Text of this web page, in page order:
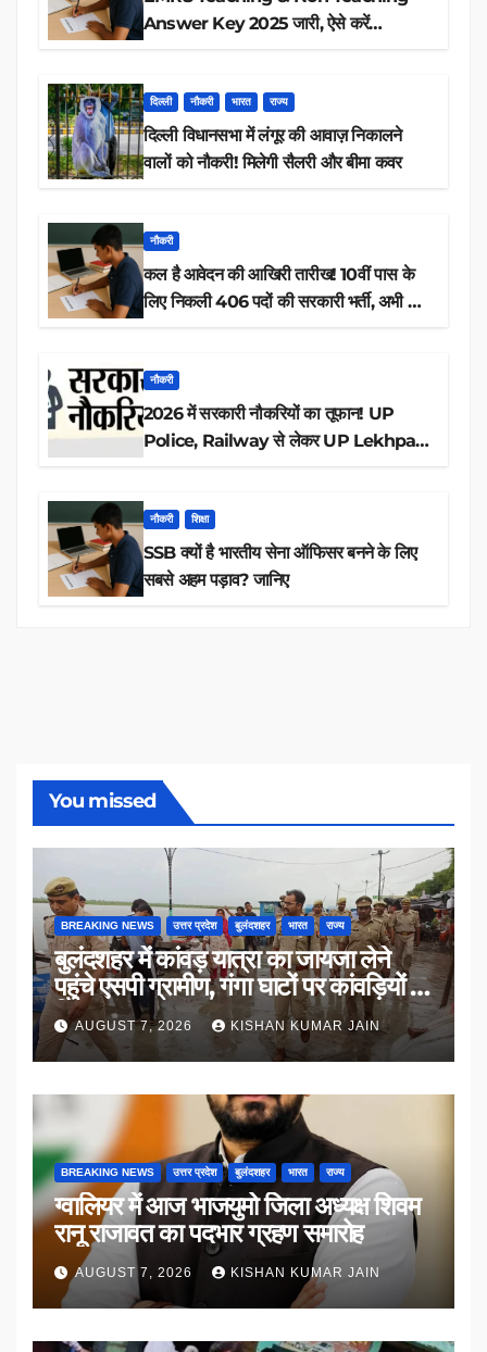
Answer Key 2025 जारी, ऐसे करें
दिल्ली नौकरी भारत राज्य
दिल्ली विधानसभा में लंगूर की आवाज़ निकालने
वालों को नौकरी! मिलेगी सैलरी और बीमा कवर
नौकरी
कल है आवेदन की आखिरी तारीख! 10वीं पास के
लिए निकली 406 पदों की सरकारी भर्ती, अभी करें
नौकरी
2026 में सरकारी नौकरियों का तूफान! UP
Police, Railway से लेकर UP Lekhpal
नौकरी शिक्षा
SSB क्यों है भारतीय सेना ऑफिसर बनने के लिए
सबसे अहम पड़ाव? जानिए
You missed
BREAKING NEWS उत्तर प्रदेश बुलंदशहर भारत राज्य
बुलंदशहर में कांवड़ यात्रा का जायजा लेने
पहुंचे एसपी ग्रामीण, गंगा घाटों पर कांवड़ियों से
किया संवाद
AUGUST 7, 2026 KISHAN KUMAR JAIN
BREAKING NEWS उत्तर प्रदेश बुलंदशहर भारत राज्य
ग्वालियर में आज भाजयुमो जिला अध्यक्ष शिवम
रानू राजावत का पदभार ग्रहण समारोह
AUGUST 7, 2026 KISHAN KUMAR JAIN